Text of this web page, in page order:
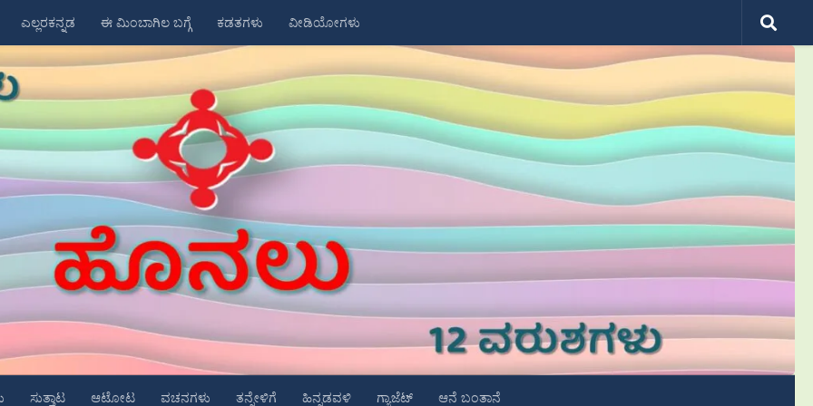
ಎಲ್ಲರಕನ್ನಡ ಈ ಮಿಂಬಾಗಿಲ ಬಗ್ಗೆ ಕಡತಗಳು ವೀಡಿಯೋಗಳು
ಸುತ್ತಾಟ ಆಟೋಟ ವಚನಗಳು ತನ್ನೇಳಿಗೆ ಹಿನ್ನಡವಳಿ ಗ್ಯಾಜೆಟ್ ಆನೆ ಬಂತಾನೆ